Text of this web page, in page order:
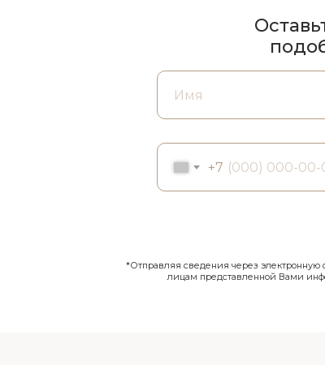
+7
*Отправляя сведения через электронную
лицам представленной Вами